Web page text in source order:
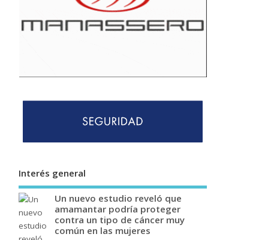
Interés general
Un nuevo estudio reveló que
amamantar podría proteger
contra un tipo de cáncer muy
común en las mujeres